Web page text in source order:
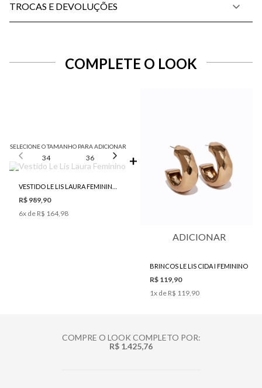
TROCAS E DEVOLUÇÕES
COMPLETE O LOOK
SELECIONE O TAMANHO PARA ADICIONAR
34 36 38 40 42
R$ 989,90
6x de R$ 164,98
ADICIONAR
BRINCOS LE LIS CIDA I FEMININO
R$ 119,90
1x de R$ 119,90
COMPRE O LOOK COMPLETO POR:
R$ 1.425,76